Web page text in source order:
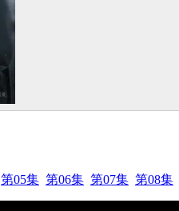
第05集 第06集 第07集 第08集